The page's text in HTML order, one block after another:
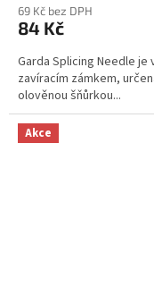
69 Kč bez DPH
84 Kč
Garda Splicing Needle
zavíracím zámkem,
olověnou šňůrkou...
Akce